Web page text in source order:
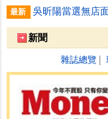
跌停排行：
最新
新聞
雜誌總覽